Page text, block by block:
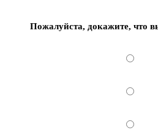
Пожалуйста, докажите, что